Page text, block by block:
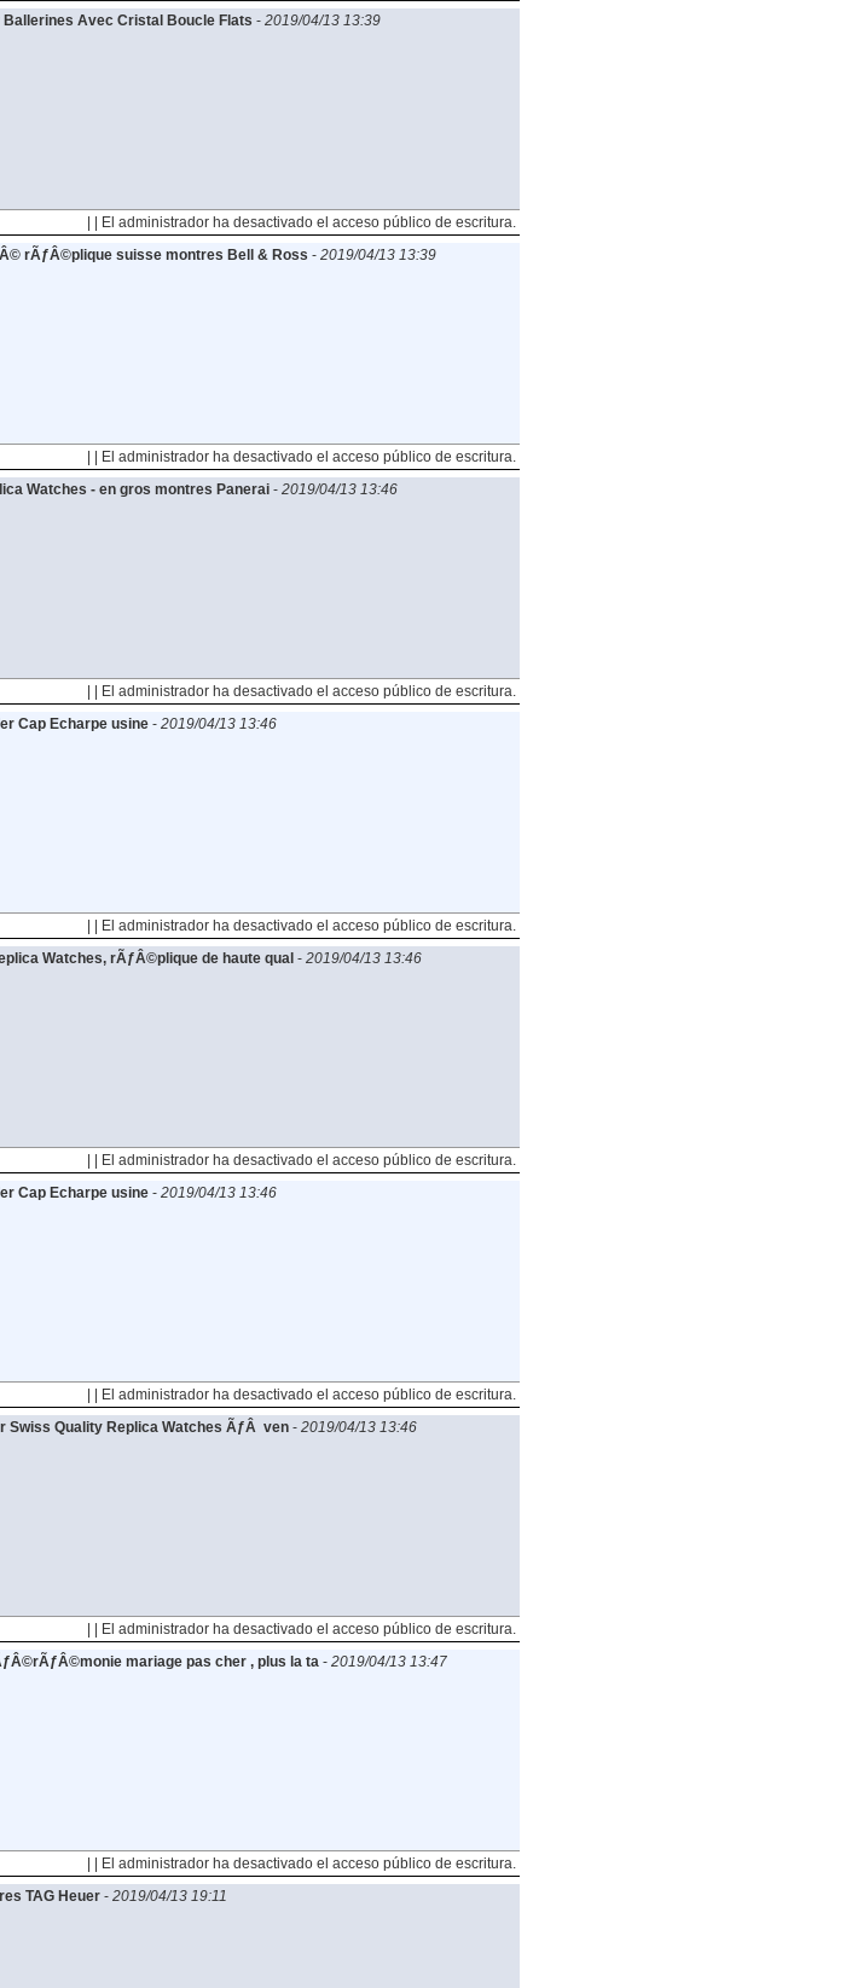
Ballerines Avec Cristal Boucle Flats - 2019/04/13 13:39
| | El administrador ha desactivado el acceso público de escritura.
rÃƒÂ©plique suisse montres Bell & Ross - 2019/04/13 13:39
| | El administrador ha desactivado el acceso público de escritura.
Watches - en gros montres Panerai- 2019/04/13 13:46
| | El administrador ha desactivado el acceso público de escritura.
Cap Echarpe usine- 2019/04/13 13:46
| | El administrador ha desactivado el acceso público de escritura.
Watches, rÃƒÂ©plique de haute qual - 2019/04/13 13:46
| | El administrador ha desactivado el acceso público de escritura.
Cap Echarpe usine- 2019/04/13 13:46
| | El administrador ha desactivado el acceso público de escritura.
Swiss Quality Replica Watches ÃƒÂ ven- 2019/04/13 13:46
| | El administrador ha desactivado el acceso público de escritura.
mariage pas cher , plus la ta- 2019/04/13 13:47
| | El administrador ha desactivado el acceso público de escritura.
TAG Heuer- 2019/04/13 19:11